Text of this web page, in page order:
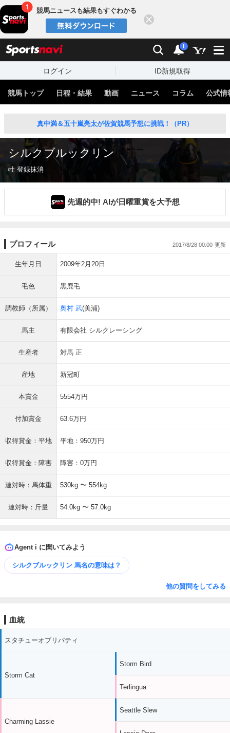
競馬ニュースも結果もすぐわかる
検索 通知
i
ログイン ID新規取得
競馬トップ 日程・結果 動画 ニュース コラム 公式情
真中満＆五十嵐亮太が佐賀競馬予想に挑戦！（PR）
シルクブルックリン
牡 登録抹消
先週的中! AIが日曜重賞を大予想
プロフィール 2017/8/28 00:00
生年月日 2009年2月20日
毛色 黒鹿毛
調教師（所属） 奥村 武(美浦)
馬主 有限会社 シルクレーシング
生産者 対馬 正
産地 新冠町
本賞金 5554万円
付加賞金 63.6万円
収得賞金：平地 平地：950万円
収得賞金：障害 障害：0万円
連対時：馬体重 530kg 〜 554kg
連対時：斤量 54.0kg 〜 57.0kg
Agent i に聞いてみよう
シルクブルックリン 馬名の意味は？
他の質問をしてみる
血統
スタチューオブリバティ
Storm Cat
Charming Lassie
Storm Bird
Terlingua
Seattle Slew